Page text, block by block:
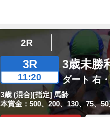
2R
3R
11:20
3歳未勝
ダート 右
3歳 (混合)[指定] 馬齢
本賞金：500、200、130、75、50